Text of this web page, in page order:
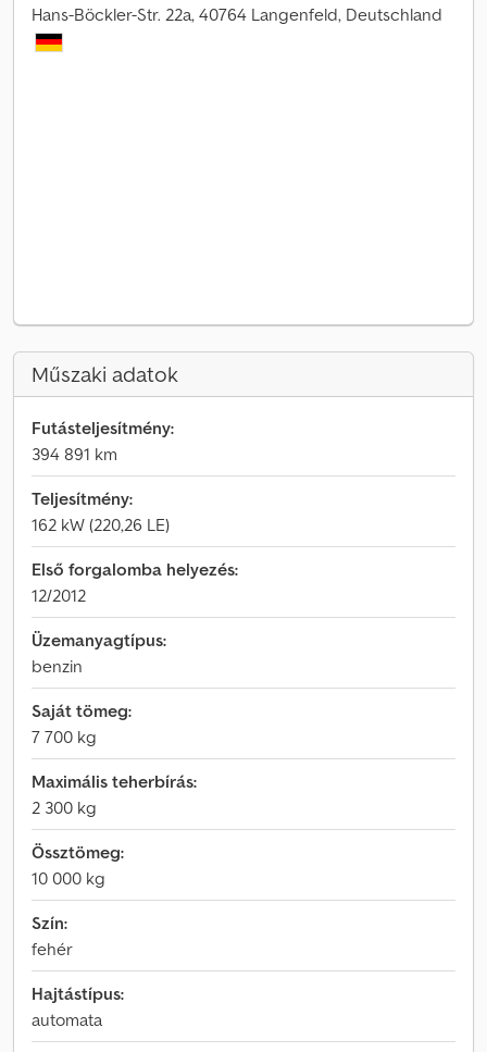
Hans-Böckler-Str. 22a, 40764 Langenfeld, Deutschland
Műszaki adatok
Futásteljesítmény:
394 891 km
Teljesítmény:
162 kW (220,26 LE)
Első forgalomba helyezés:
12/2012
Üzemanyagtípus:
benzin
Saját tömeg:
7 700 kg
Maximális teherbírás:
2 300 kg
Össztömeg:
10 000 kg
Szín:
fehér
Hajtástípus:
automata